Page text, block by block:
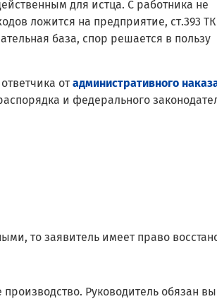
для истца. С работника не
ложится на предприятие, ст.393
база, спор решается в пользу
отадминистративного
и федерального
то заявитель имеет право
Руководитель обязан